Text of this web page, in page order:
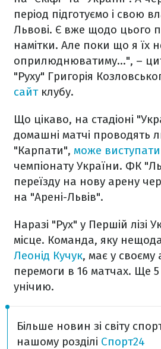
період підготуємо і свою
Львові. Є вже щодо цього
намітки. Але поки що я їх
оприлюднюватиму…", –
"Руху" Григорія
сайтклубу.
Що цікаво, на стадіоні
домашні матчі проводять
"Карпати", може виступати
чемпіонату України. ФК
переїзду на нову арену
на "Арені-Львів".
Наразі "Рух" у Першій лізі
місце. Команда, яку
Леонід Кучук, має у своєму
перемоги в 16 матчах. Ще 5
унічию.
Більше новин зі світу
нашому розділі Спорт24